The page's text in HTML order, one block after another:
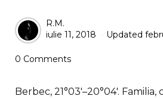
Posted
by
R.M.
iulie 11, 2018
Updated
0 Comments
Berbec, 21°03′–20°04′.